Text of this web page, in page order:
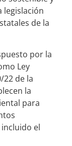
legislación
de la
por la
Ley
22 de la
la
para
el